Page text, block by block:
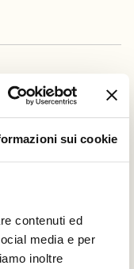
sui cookie
contenuti ed
media e per
inoltre